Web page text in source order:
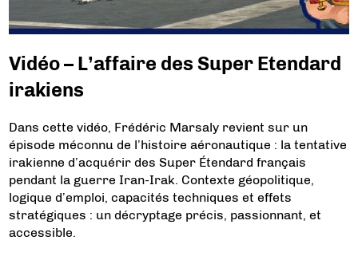
Vidéo – L’affaire des Super Etendard
irakiens
Dans cette vidéo, Frédéric Marsaly revient sur un
épisode méconnu de l’histoire aéronautique : la tentative
irakienne d’acquérir des Super Étendard français
pendant la guerre Iran-Irak. Contexte géopolitique,
logique d’emploi, capacités techniques et effets
stratégiques : un décryptage précis, passionnant, et
accessible.